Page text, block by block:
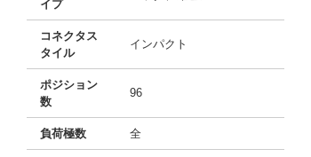
イプ
コネクタス
タイル
インパクト
ポジション
数
96
負荷極数 全